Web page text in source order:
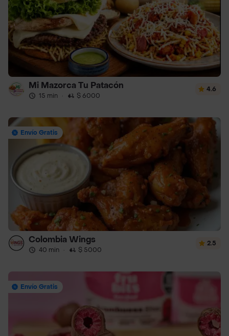
Mi Mazorca Tu Patacón
15 min · $ 6000
4.6
Envío Gratis
Colombia Wings
40 min · $ 5000
2.5
Envío Gratis